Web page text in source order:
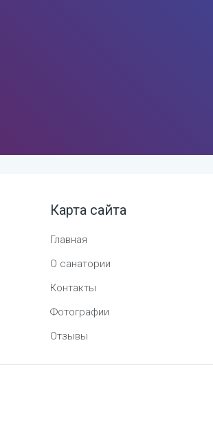
Карта сайта
Главная
О санатории
Контакты
Фотографии
Отзывы